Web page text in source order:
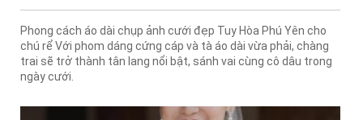
Phong cách áo dài chụp ảnh cưới đẹp Tuy Hòa Phú Yên cho
chú rể Với phom dáng cứng cáp và tà áo dài vừa phải, chàng
trai sẽ trở thành tân lang nổi bật, sánh vai cùng cô dâu trong
ngày cưới.